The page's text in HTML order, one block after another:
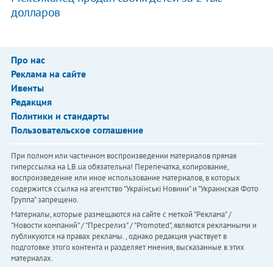
долларов
Про нас
Реклама на сайте
Ивенты
Редакция
Политики и стандарты
Пользовательское соглашение
При полном или частичном воспроизведении материалов прямая
гиперссылка на LB.ua обязательна! Перепечатка, копирование,
воспроизведение или иное использование материалов, в которых
содержится ссылка на агентство "Українськi Новини" и "Украинская Фото
Группа" запрещено.
Материалы, которые размещаются на сайте с меткой "Реклама" /
"Новости компаний" / "Пресрелиз" / "Promoted", являются рекламными и
публикуются на правах рекламы. , однако редакция участвует в
подготовке этого контента и разделяет мнения, высказанные в этих
материалах.